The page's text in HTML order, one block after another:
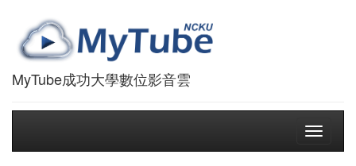
MyTube成功大學數位影音雲
Toggle